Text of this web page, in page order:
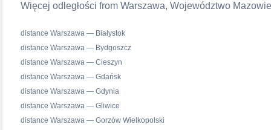
Więcej odległości from Warszawa, Województwo
distance Warszawa — Białystok
distance Warszawa — Bydgoszcz
distance Warszawa — Cieszyn
distance Warszawa — Gdańsk
distance Warszawa — Gdynia
distance Warszawa — Gliwice
distance Warszawa — Gorzów Wielkopolski